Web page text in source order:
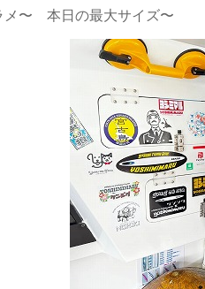
メ〜 本日の最大サイズ〜